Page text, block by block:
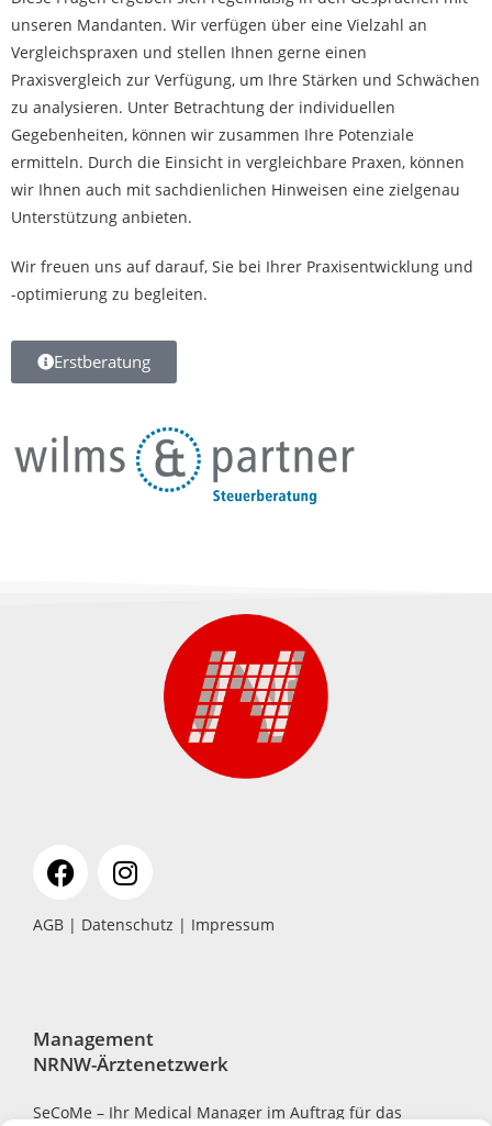
unseren Mandanten. Wir verfügen über eine Vielzahl an
Vergleichspraxen und stellen Ihnen gerne einen
Praxisvergleich zur Verfügung, um Ihre Stärken und Schwächen
zu analysieren. Unter Betrachtung der individuellen
Gegebenheiten, können wir zusammen Ihre Potenziale
ermitteln. Durch die Einsicht in vergleichbare Praxen, können
wir Ihnen auch mit sachdienlichen Hinweisen eine zielgenau
Unterstützung anbieten.
Wir freuen uns auf darauf, Sie bei Ihrer Praxisentwicklung und
-optimierung zu begleiten.
Erstberatung
AGB | Datenschutz | Impressum
Management
NRNW-Ärztenetzwerk
SeCoMe – Ihr Medical Manager im Auftrag für das